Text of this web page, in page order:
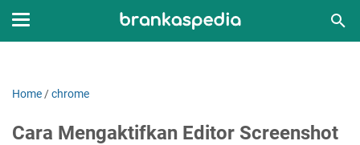
Home /chrome
Cara Mengaktifkan Editor Screenshot